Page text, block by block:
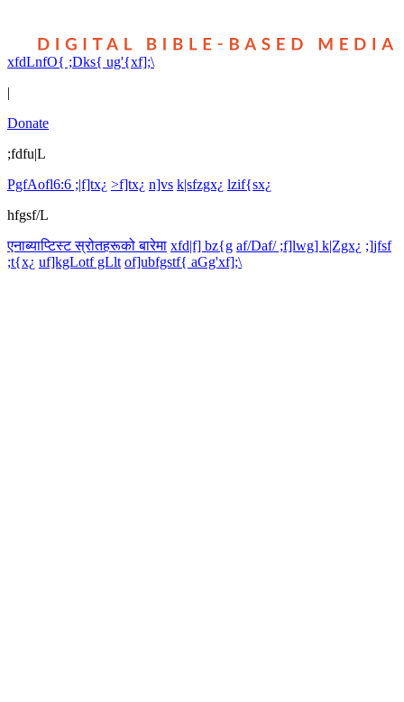
xfdLnfO{ ;Dks{ ug'{xf];\
|
Donate
;fdfu|L
PgfAofl6:6 ;|f]tx¿ >f]tx¿ n]vs k|sfzgx¿ lzif{sx¿
hfgsf/L
एनाब्याप्टिस्ट स्रोतहरूको बारेमा xfd|f] bz{g af/Daf/ ;f]lwg] k|Zgx¿ ;]jfsf
;t{x¿ uf]kgLotf gLlt of]ubfgstf{ aGg'xf];\